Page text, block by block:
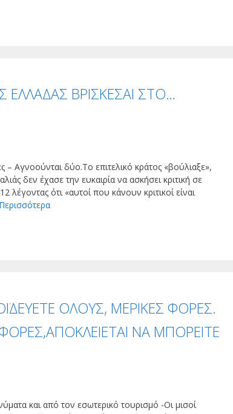
ΕΛΛΑΔΑΣ ΒΡΙΣΚΕΣΑΙ ΣΤΟ…
Αγνοούνται δύο.Το επιτελικό κράτος «βούλιαξε»,
δεν έχασε την ευκαιρία να ασκήσει κριτική σε
ότι «αυτοί που κάνουν κριτικοί είναι
Περισσότερα
ΟΛΟΥΣ, ΜΕΡΙΚΕΣ ΦΟΡΕΣ.
ΝΑ ΜΠΟΡΕΙΤΕ
και από τον εσωτερικό τουρισμό -Οι μισοί